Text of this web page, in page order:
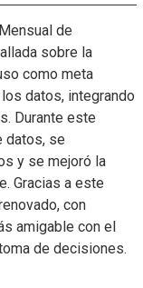
de
sobre la
como meta
datos, integrando
Durante este
datos, se
y se mejoró la
Gracias a este
con
amigable con el
de decisiones.